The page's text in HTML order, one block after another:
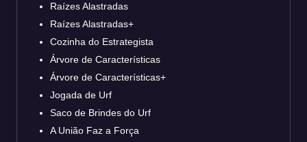
Raízes Alastradas
Raízes Alastradas+
Cozinha do Estrategista
Árvore de Características
Árvore de Características+
Jogada de Urf
Saco de Brindes do Urf
A União Faz a Força